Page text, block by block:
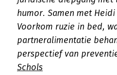
humor. Samen met
Voorkom ruzie in bed,
partneralimentatie
perspectief van
Schols